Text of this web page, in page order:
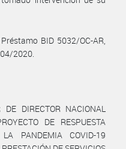
BID 5032/OC-AR,
2020.
DIRECTOR NACIONAL
DE RESPUESTA
PANDEMIA COVID-19